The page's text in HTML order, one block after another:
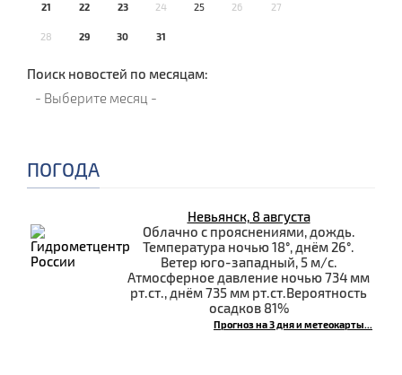
21 22 23 24 25 26 27
28 29 30 31
Поиск новостей по месяцам:
ПОГОДА
Невьянск, 8 августа
Облачно с прояснениями, дождь.
Температура ночью 18°, днём 26°.
Ветер юго-западный, 5 м/с.
Атмосферное давление ночью 734 мм
рт.ст., днём 735 мм рт.ст.Вероятность
осадков 81%
Прогноз на 3 дня и метеокарты...